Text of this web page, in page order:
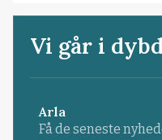
Vi går i
Arla
Få de seneste